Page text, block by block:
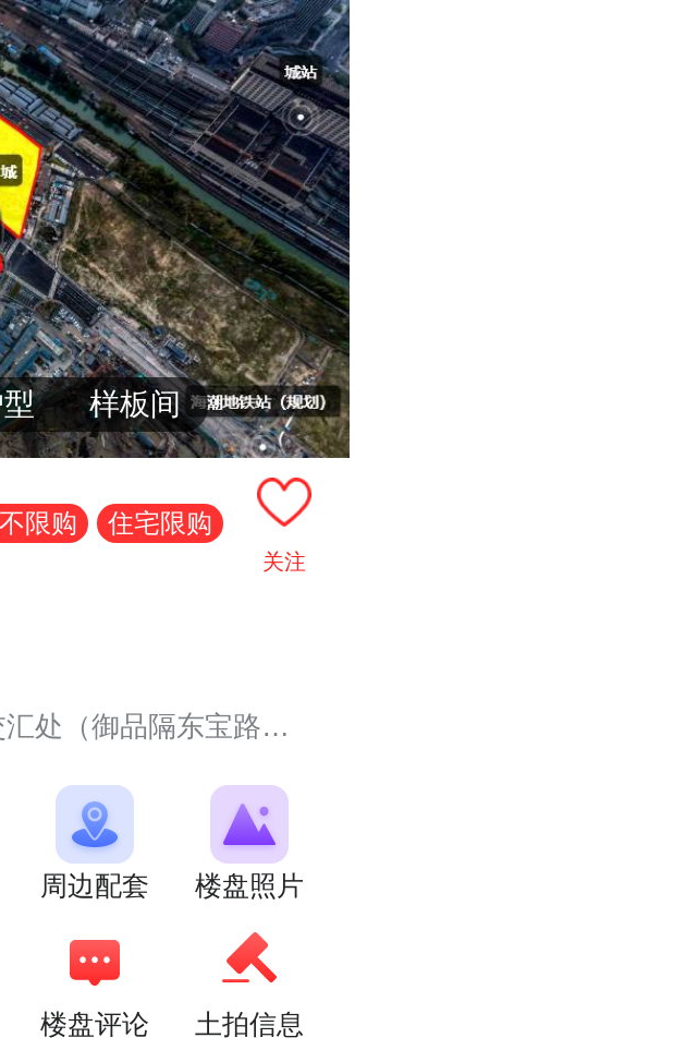
样板间
关注
限购 住宅限购
（御品隔东宝路对面）
周边配套 楼盘照片
楼盘评论 土拍信息